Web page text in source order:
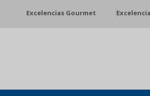
Excelencias Gourmet